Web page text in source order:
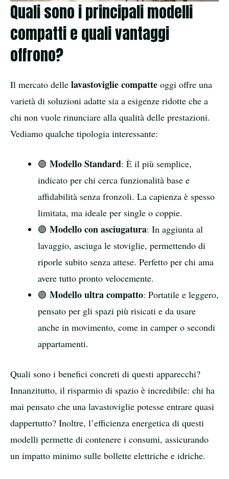
Quali sono i principali modelli
compatti e quali vantaggi
offrono?
Il mercato delle lavastoviglie compatte oggi offre una
varietà di soluzioni adatte sia a esigenze ridotte che a
chi non vuole rinunciare alla qualità delle prestazioni.
Vediamo qualche tipologia interessante:
🟢 Modello Standard: È il più semplice,
indicato per chi cerca funzionalità base e
affidabilità senza fronzoli. La capienza è spesso
limitata, ma ideale per single o coppie.
🟢 Modello con asciugatura: In aggiunta al
lavaggio, asciuga le stoviglie, permettendo di
riporle subito senza attese. Perfetto per chi ama
avere tutto pronto velocemente.
🟢 Modello ultra compatto: Portatile e leggero,
pensato per gli spazi più risicati e da usare
anche in movimento, come in camper o secondi
appartamenti.
Quali sono i benefici concreti di questi apparecchi?
Innanzitutto, il risparmio di spazio è incredibile: chi ha
mai pensato che una lavastoviglie potesse entrare quasi
dappertutto? Inoltre, l’efficienza energetica di questi
modelli permette di contenere i consumi, assicurando
un impatto minimo sulle bollette elettriche e idriche.